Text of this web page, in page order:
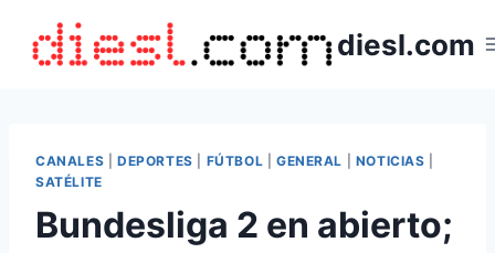
contenido
diesl.com
CANALES DEPORTES FÚTBOL GENERAL NOTICIAS
SATÉLITE
Bundesliga 2 en abierto;